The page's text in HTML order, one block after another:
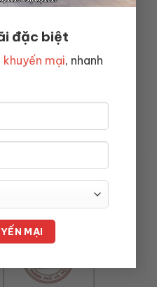
đặc biệt
mại, nhanh
xe ô tô khi bị kẹt